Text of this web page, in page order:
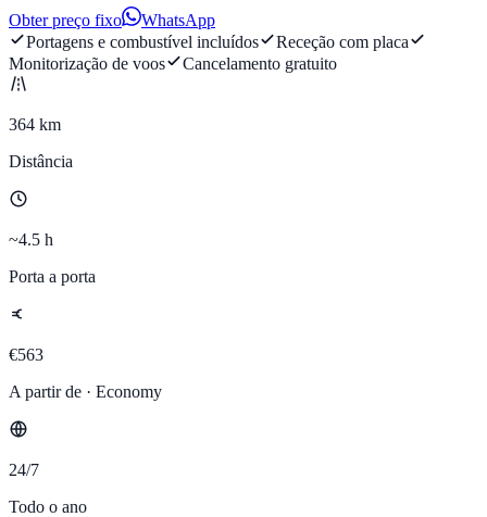
Obter preço fixo
WhatsApp
Portagens e combustível incluídos
Receção com placa
Monitorização de voos
Cancelamento gratuito
364 km
Distância
~4.5 h
Porta a porta
€563
A partir de · Economy
24/7
Todo o ano